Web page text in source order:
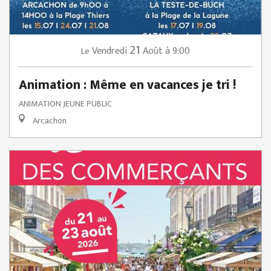
LeVendredi 21 Aoûtà 9:00
Animation : Même en vacances je tri !
ANIMATION JEUNE PUBLIC
Arcachon